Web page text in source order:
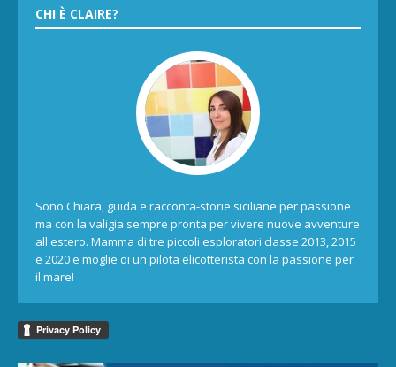
CHI È CLAIRE?
Sono Chiara, guida e racconta-storie siciliane per passione
ma con la valigia sempre pronta per vivere nuove avventure
all'estero. Mamma di tre piccoli esploratori classe 2013, 2015
e 2020 e moglie di un pilota elicotterista con la passione per
il mare!